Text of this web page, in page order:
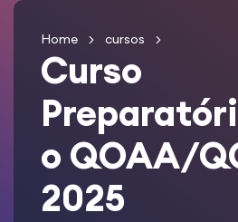
Home cursos
Curso
o QOAA/
2025